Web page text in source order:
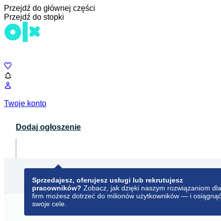
Przejdź do głównej części
Przejdź do stopki
Twoje konto
Dodaj ogłoszenie
Sprzedajesz, oferujesz usługi lub rekrutujesz
pracowników? Zobacz, jak dzięki naszym rozwiązaniom dla
firm możesz dotrzeć do milionów użytkowników — i osiągnąć
swoje cele.